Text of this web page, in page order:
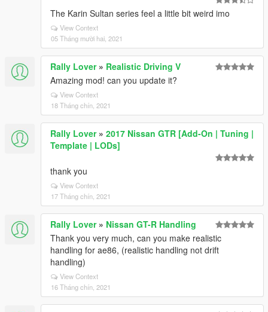
The Karin Sultan series feel a little bit weird imo
View Context
05 Tháng mười hai, 2021
Rally Lover» Realistic Driving V
Amazing mod! can you update it?
View Context
18 Tháng chín, 2021
Rally Lover» 2017 Nissan GTR [Add-On | Tuning |
Template | LODs]
thank you
View Context
17 Tháng chín, 2021
Rally Lover» Nissan GT-R Handling
Thank you very much, can you make realistic
handling for ae86, (realistic handling not drift
handling)
View Context
16 Tháng chín, 2021